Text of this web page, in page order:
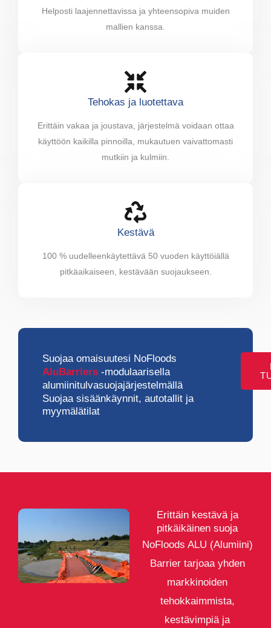
Helposti laajennettavissa ja yhteensopiva muiden
mallien kanssa.
Tehokas ja luotettava
Erittäin vakaa ja joustava, järjestelmä voidaan ottaa
käyttöön kaikilla pinnoilla, mukautuen vaivattomasti
mutkiin ja kulmiin.
Kestävä
100 % uudelleenkäytettävä 50 vuoden käyttöiällä
pitkäaikaiseen, kestävään suojaukseen.
Suojaa omaisuutesi NoFloods
AluBarriers -modulaarisella
alumiinitulvasuojajärjestelmällä
Suojaa sisäänkäynnit, autotallit ja
myymälätilat
Erittäin kestävä ja
pitkäikäinen suoja
NoFloods ALU (Alumiini)
Barrier tarjoaa yhden
markkinoiden
tehokkaimmista,
kestävimpiä ja